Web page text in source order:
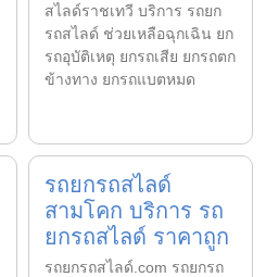
สไลด์ราชเทวี บริการ รถยก
รถสไลด์ ช่วยเหลือฉุกเฉิน ยก
รถอุบัติเหตุ ยกรถเสีย ยกรถตก
ข้างทาง ยกรถแบตหมด
รถยกรถสไลด์
สามโคก บริการ รถ
ยกรถสไลด์ ราคาถูก
รถยกรถสไลด์.com รถยกรถ